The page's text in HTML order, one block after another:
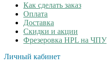
Как сделать заказ
Оплата
Доставка
Скидки и акции
Фрезеровка HPL на ЧПУ
Личный кабинет